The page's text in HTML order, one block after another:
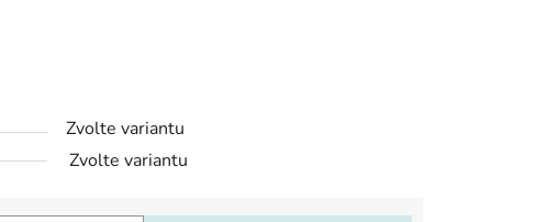
Zvolte variantu
Zvolte variantu